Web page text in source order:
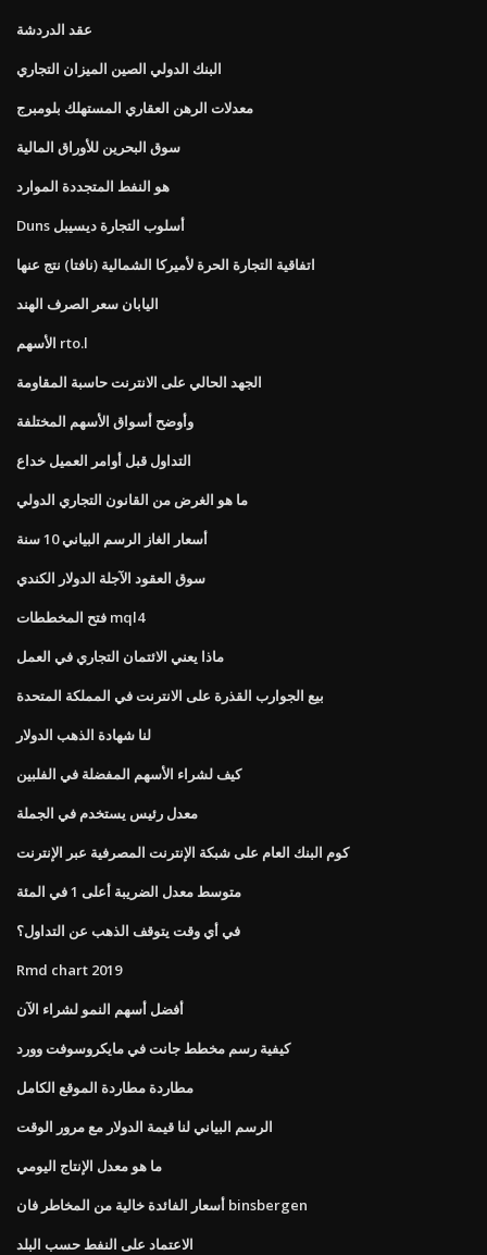
عقد الدردشة
البنك الدولي الصين الميزان التجاري
معدلات الرهن العقاري المستهلك بلومبرج
سوق البحرين للأوراق المالية
هو النفط المتجددة الموارد
Duns أسلوب التجارة ديسيبل
اتفاقية التجارة الحرة لأميركا الشمالية (نافتا) نتج عنها
اليابان سعر الصرف الهند
الأسهم rto.l
الجهد الحالي على الانترنت حاسبة المقاومة
وأوضح أسواق الأسهم المختلفة
التداول قبل أوامر العميل خداع
ما هو الغرض من القانون التجاري الدولي
أسعار الغاز الرسم البياني 10 سنة
سوق العقود الآجلة الدولار الكندي
فتح المخططات mql4
ماذا يعني الائتمان التجاري في العمل
بيع الجوارب القذرة على الانترنت في المملكة المتحدة
لنا شهادة الذهب الدولار
كيف لشراء الأسهم المفضلة في الفلبين
معدل رئيس يستخدم في الجملة
كوم البنك العام على شبكة الإنترنت المصرفية عبر الإنترنت
متوسط ​​معدل الضريبة أعلى 1 في المئة
في أي وقت يتوقف الذهب عن التداول؟
Rmd chart 2019
أفضل أسهم النمو لشراء الآن
كيفية رسم مخطط جانت في مايكروسوفت وورد
مطاردة مطاردة الموقع الكامل
الرسم البياني لنا قيمة الدولار مع مرور الوقت
ما هو معدل الإنتاج اليومي
أسعار الفائدة خالية من المخاطر فان binsbergen
الاعتماد على النفط حسب البلد